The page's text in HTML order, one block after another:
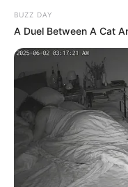
BUZZ DAY
A Duel Between A Cat